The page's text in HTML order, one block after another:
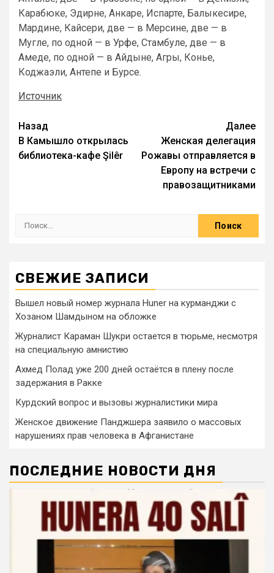
Карабюке, Эдирне, Анкаре, Испарте, Балыкесире,
Мардине, Кайсери, две — в Мерсине, две — в
Мугле, по одной — в Урфе, Стамбуле, две — в
Амеде, по одной — в Айдыне, Агры, Конье,
Коджаэли, Антепе и Бурсе.
Источник
Назад
В Камышло открылась
библиотека-кафе Şilêr
Далее
Женская делегация
Рожавы отправляется в
Европу на встречи с
правозащитниками
СВЕЖИЕ ЗАПИСИ
Вышел новый номер журнала Huner на курманджи с
Хозаном Шамдыном на обложке
Журналист Караман Шукри остается в тюрьме, несмотря
на специальную амнистию
Ахмед Полад уже 200 дней остаётся в плену после
задержания в Ракке
Курдский вопрос и вызовы журналистики мира
Женское движение Панджшера заявило о массовых
нарушениях прав человека в Афганистане
ПОСЛЕДНИЕ НОВОСТИ ДНЯ